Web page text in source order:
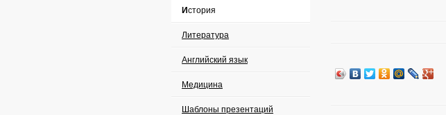
История
Литература
Английский язык
Медицина
Шаблоны презентаций